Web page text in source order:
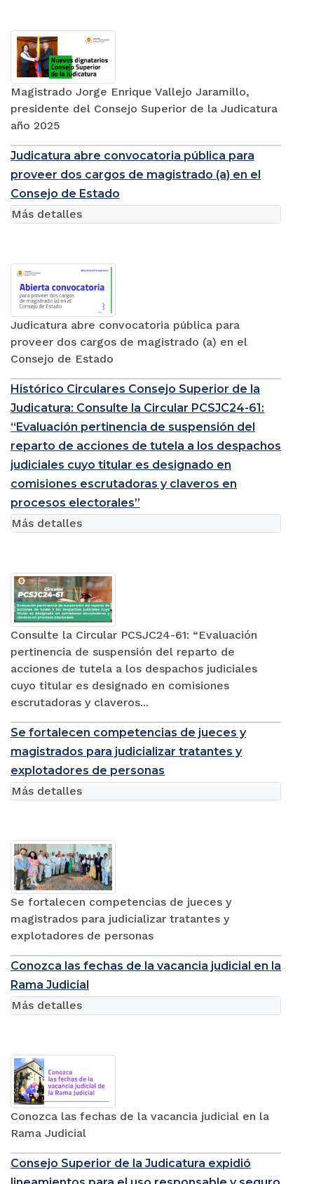
Magistrado Jorge Enrique Vallejo Jaramillo,
presidente del Consejo Superior de la Judicatura
año 2025
Judicatura abre convocatoria pública para
proveer dos cargos de magistrado (a) en el
Judicatura abre convocatoria pública para
proveer dos cargos de magistrado (a) en el
Consejo de Estado
Histórico Circulares Consejo Superior de la
Judicatura: Consulte la Circular PCSJC24-61:
“Evaluación pertinencia de suspensión del
reparto de acciones de tutela a los despachos
judiciales cuyo titular es designado en
comisiones escrutadoras y claveros en
Consulte la Circular PCSJC24-61: “Evaluación
pertinencia de suspensión del reparto de
acciones de tutela a los despachos judiciales
cuyo titular es designado en comisiones
escrutadoras y claveros...
Se fortalecen competencias de jueces y
magistrados para judicializar tratantes y
Se fortalecen competencias de jueces y
magistrados para judicializar tratantes y
explotadores de personas
Conozca las fechas de la vacancia judicial en la
Conozca las fechas de la vacancia judicial en la
Rama Judicial